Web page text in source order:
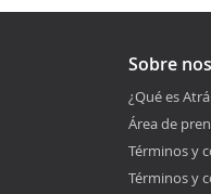
Sobre
¿Qué es
Área de
Términos y
Términos y